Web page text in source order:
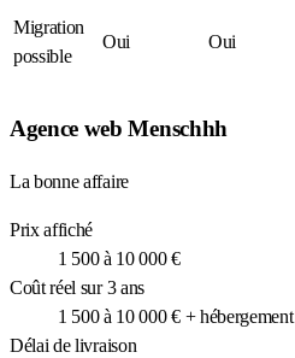
Migration
possible
Oui Oui
Agence web Menschhh
La bonne affaire
Prix affiché
1 500 à 10 000 €
Coût réel sur 3 ans
1 500 à 10 000 € + hébergement
Délai de livraison